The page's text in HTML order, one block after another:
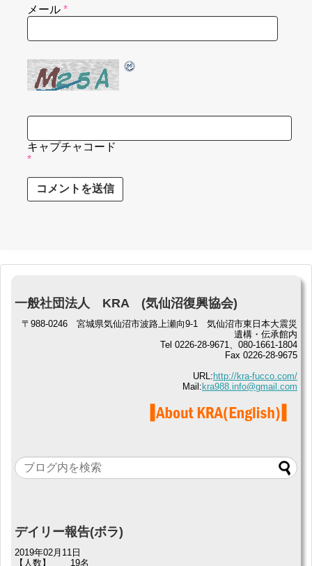
メール *
キャプチャコード
*
一般社団法人 KRA (気仙沼復興協会)
〒988-0246 宮城県気仙沼市波路上瀬向9-1 気仙沼市東日本大震災
遺構・伝承館内
Tel 0226-28-9671、080-1661-1804
Fax 0226-28-9675
URL: http://kra-fucco.com/
Mail: kra988.info@gmail.com
デイリー報告(ボラ)
2019年02月11日
【人数】
19名